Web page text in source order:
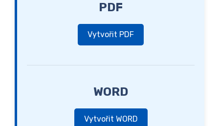
PDF
Vytvořit PDF
WORD
Vytvořit WORD